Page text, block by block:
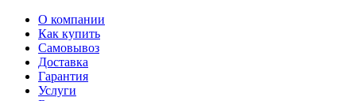
О компании
Как купить
Самовывоз
Доставка
Гарантия
Услуги